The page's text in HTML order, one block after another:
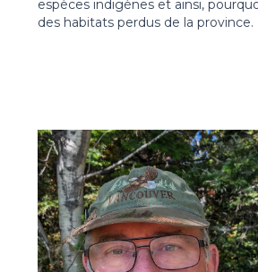
espèces indigènes et ainsi,
des habitats perdus de la province.